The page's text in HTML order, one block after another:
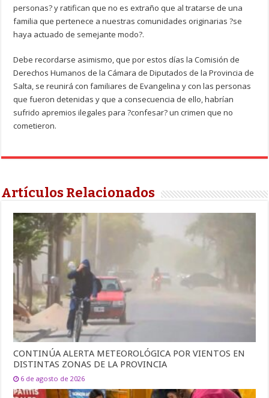
personas? y ratifican que no es extraño que al tratarse de una
familia que pertenece a nuestras comunidades originarias ?se
haya actuado de semejante modo?.
Debe recordarse asimismo, que por estos días la Comisión de
Derechos Humanos de la Cámara de Diputados de la Provincia de
Salta, se reunirá con familiares de Evangelina y con las personas
que fueron detenidas y que a consecuencia de ello, habrían
sufrido apremios ilegales para ?confesar? un crimen que no
cometieron.
Artículos Relacionados
CONTINÚA ALERTA METEOROLÓGICA POR VIENTOS EN
DISTINTAS ZONAS DE LA PROVINCIA
6 de agosto de 2026